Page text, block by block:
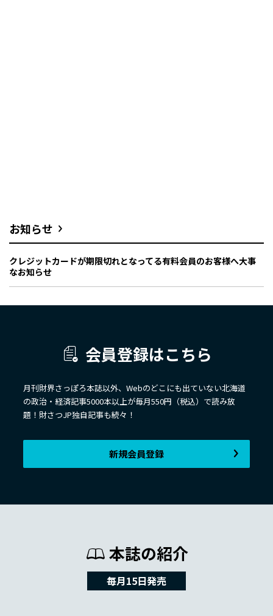
お知らせ
クレジットカードが期限切れとなってる有料会員のお客様へ大事
なお知らせ
会員登録はこちら
月刊財界さっぽろ本誌以外、Webのどこにも出ていない北海道
の政治・経済記事5000本以上が毎月550円（税込）で読み放
題！財さつJP独自記事も続々！
新規会員登録
本誌の紹介
毎月15日発売